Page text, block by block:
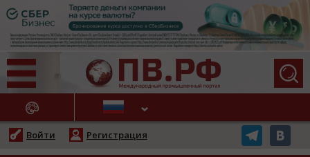
НОВОСТИ
Войти Регистрация